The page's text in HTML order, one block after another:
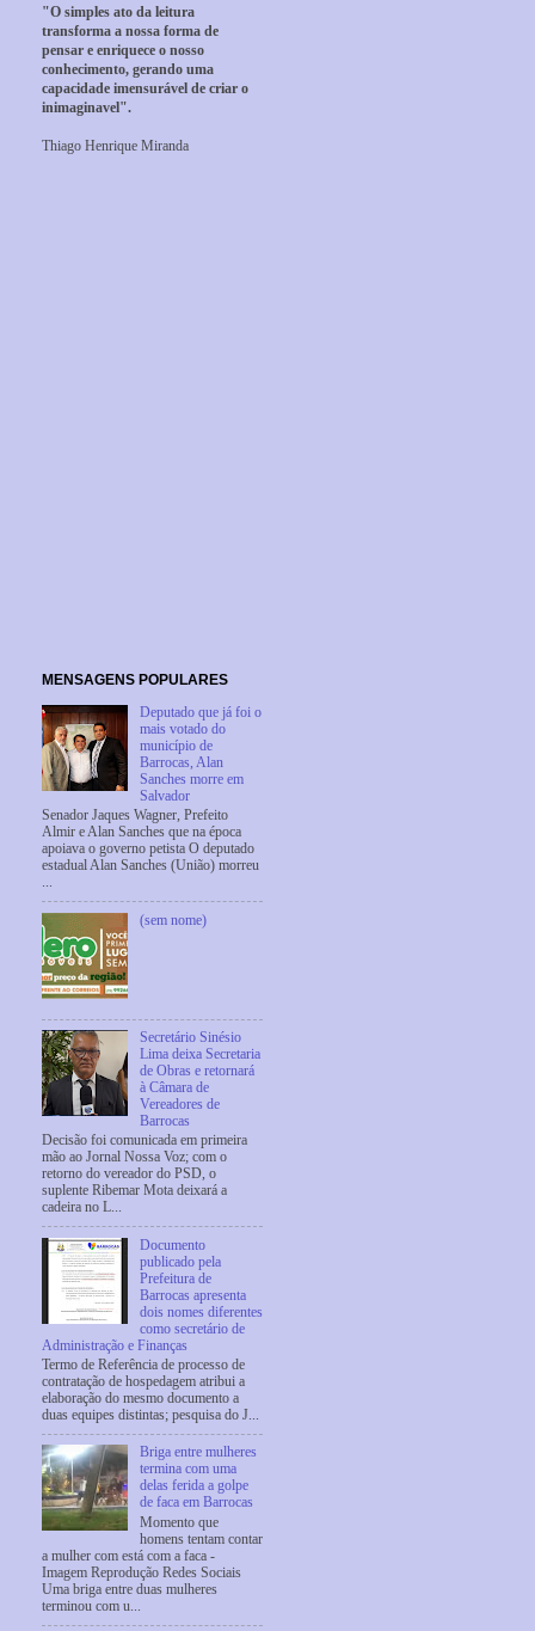
"O simples ato da leitura
transforma a nossa forma de
pensar e enriquece o nosso
conhecimento, gerando uma
capacidade imensurável de criar o
inimaginavel".
Thiago Henrique Miranda
MENSAGENS POPULARES
Deputado que já foi o
mais votado do
município de
Barrocas, Alan
Sanches morre em
Salvador
Senador Jaques Wagner, Prefeito
Almir e Alan Sanches que na época
apoiava o governo petista O deputado
estadual Alan Sanches (União) morreu
...
(sem nome)
Secretário Sinésio
Lima deixa Secretaria
de Obras e retornará
à Câmara de
Vereadores de
Barrocas
Decisão foi comunicada em primeira
mão ao Jornal Nossa Voz; com o
retorno do vereador do PSD, o
suplente Ribemar Mota deixará a
cadeira no L...
Documento
publicado pela
Prefeitura de
Barrocas apresenta
dois nomes diferentes
como secretário de
Administração e Finanças
Termo de Referência de processo de
contratação de hospedagem atribui a
elaboração do mesmo documento a
duas equipes distintas; pesquisa do J...
Briga entre mulheres
termina com uma
delas ferida a golpe
de faca em Barrocas
Momento que
homens tentam contar
a mulher com está com a faca -
Imagem Reprodução Redes Sociais
Uma briga entre duas mulheres
terminou com u...